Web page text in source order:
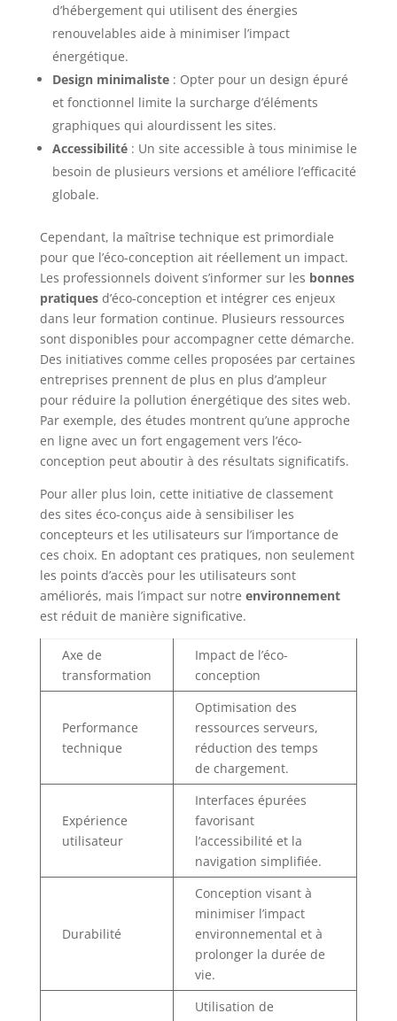
d’hébergement qui utilisent des énergies
renouvelables aide à minimiser l’impact
énergétique.
Design minimaliste: Opter pour un design épuré
et fonctionnel limite la surcharge d’éléments
graphiques qui alourdissent les sites.
Accessibilité: Un site accessible à tous minimise le
besoin de plusieurs versions et améliore l’efficacité
globale.
Cependant, la maîtrise technique est primordiale
pour que l’éco-conception ait réellement un impact.
Les professionnels doivent s’informer sur les bonnes
pratiquesd’éco-conception et intégrer ces enjeux
dans leur formation continue. Plusieurs ressources
sont disponibles pour accompagner cette démarche.
Des initiatives comme celles proposées par certaines
entreprises prennent de plus en plus d’ampleur
pour réduire la pollution énergétique des sites web.
Par exemple, des études montrent qu’une approche
en ligne avec un fort engagement vers l’éco-
conception peut aboutir à des résultats significatifs.
Pour aller plus loin, cette initiative de classement
des sites éco-conçus aide à sensibiliser les
concepteurs et les utilisateurs sur l’importance de
ces choix. En adoptant ces pratiques, non seulement
les points d’accès pour les utilisateurs sont
améliorés, mais l’impact sur notre environnement
est réduit de manière significative.
Axe de
transformation
Impact de l’éco-
conception
Performance
technique
Optimisation des
ressources serveurs,
réduction des temps
de chargement.
Expérience
utilisateur
Interfaces épurées
favorisant
l’accessibilité et la
navigation simplifiée.
Durabilité
Conception visant à
minimiser l’impact
environnemental et à
prolonger la durée de
vie.
Utilisation de